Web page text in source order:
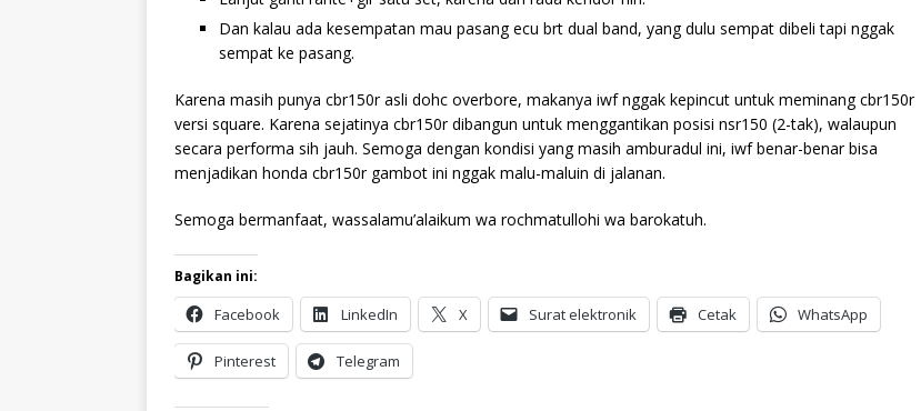
Dan kalau ada kesempatan mau pasang ecu brt dual band, yang dulu sempat dibeli tapi nggak
sempat ke pasang.
Karena masih punya cbr150r asli dohc overbore, makanya iwf nggak kepincut untuk meminang cbr150r
versi square. Karena sejatinya cbr150r dibangun untuk menggantikan posisi nsr150 (2-tak), walaupun
secara performa sih jauh. Semoga dengan kondisi yang masih amburadul ini, iwf benar-benar bisa
menjadikan honda cbr150r gambot ini nggak malu-maluin di jalanan.
Semoga bermanfaat, wassalamu’alaikum wa rochmatullohi wa barokatuh.
Bagikan ini:
Facebook LinkedIn X Surat elektronik Cetak WhatsApp
Pinterest Telegram